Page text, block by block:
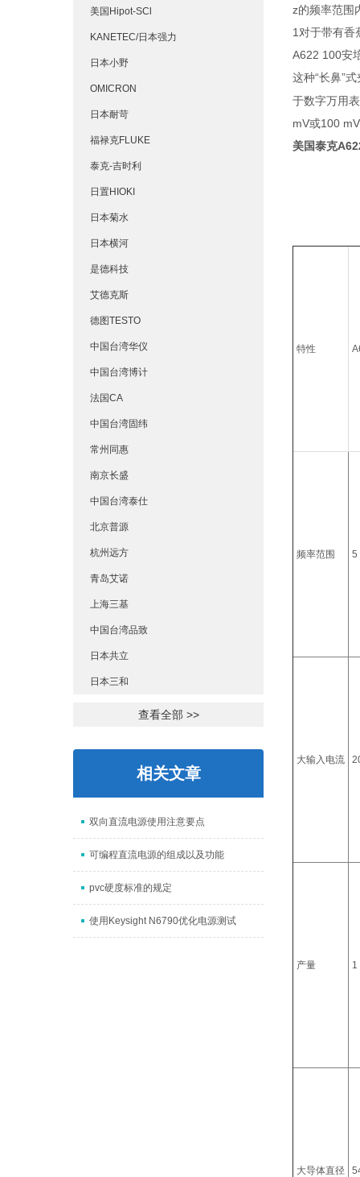
美国Hipot-SCl
KANETEC/日本强力
日本小野
OMICRON
日本耐苛
福禄克FLUKE
泰克-吉时利
日置HIOKI
日本菊水
日本横河
是德科技
艾德克斯
德图TESTO
中国台湾华仪
中国台湾博计
法国CA
中国台湾固纬
常州同惠
南京长盛
中国台湾泰仕
北京普源
杭州远方
青岛艾诺
上海三基
中国台湾品致
日本共立
日本三和
查看全部 >>
相关文章
双向直流电源使用注意要点
可编程直流电源的组成以及功能
pvc硬度标准的规定
使用Keysight N6790优化电源测试
z的频率范围
1对于带有香
A622 100安
这种“长鼻”
于数字万用
mV或100
美国泰克
特性
频率范围 5
大输入电流
产量 1
大导体直径